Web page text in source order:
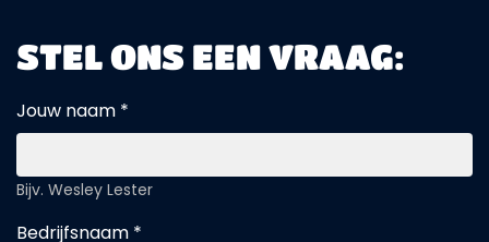
STEL ONS EEN VRAAG:
Jouw naam *
Bijv. Wesley Lester
Bedrijfsnaam *